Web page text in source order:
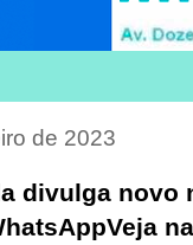
de 2023
divulga novo